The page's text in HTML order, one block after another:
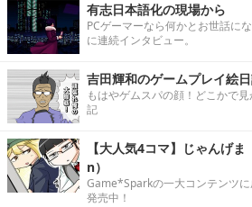
有志日本語化の現場から
PCゲーマーなら何かとお世話に
に連続インタビュー。
吉田輝和のゲームプレイ絵
もはやゲムスパの顔！どこかで
記
【大人気4コマ】じゃんげ
n）
Game*Sparkの一大コンテンツ
発売中！